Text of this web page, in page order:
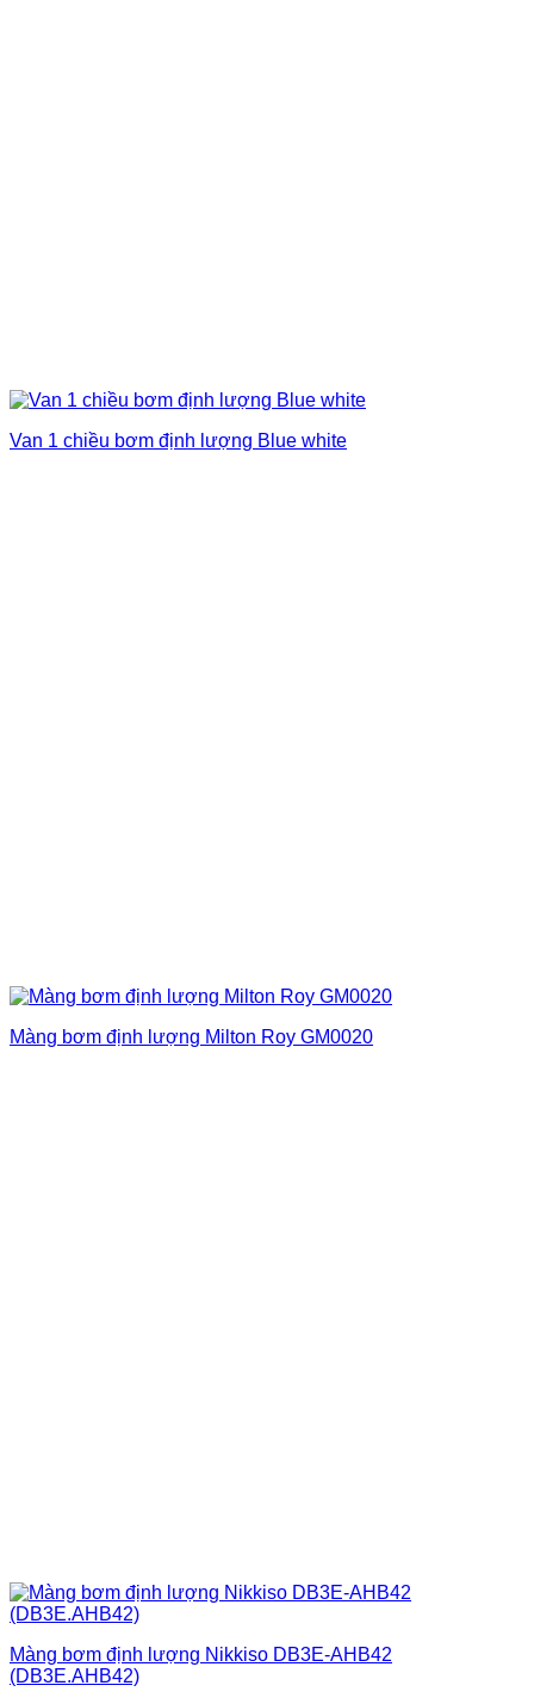
Van 1 chiều bơm định lượng Blue white
Màng bơm định lượng Milton Roy GM0020
Màng bơm định lượng Nikkiso DB3E-AHB42
(DB3E.AHB42)